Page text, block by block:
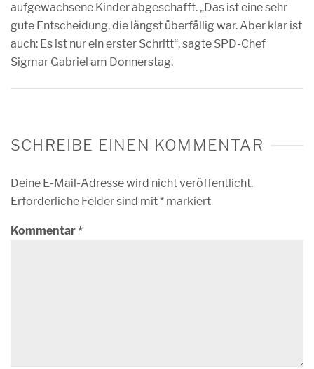
aufgewachsene Kinder abgeschafft. „Das ist eine sehr
gute Entscheidung, die längst überfällig war. Aber klar ist
auch: Es ist nur ein erster Schritt“, sagte SPD-Chef
Sigmar Gabriel am Donnerstag.
SCHREIBE EINEN KOMMENTAR
Deine E-Mail-Adresse wird nicht veröffentlicht.
Erforderliche Felder sind mit* markiert
Kommentar*